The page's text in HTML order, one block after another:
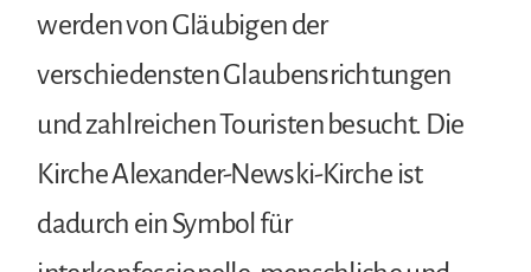
werden von Gläubigen der
verschiedensten Glaubensrichtungen
und zahlreichen Touristen besucht. Die
Kirche Alexander-Newski-Kirche ist
dadurch ein Symbol für